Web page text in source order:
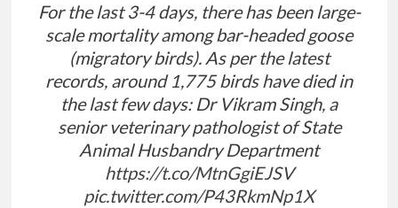
For the last 3-4 days, there has been large-
scale mortality among bar-headed goose
(migratory birds). As per the latest
records, around 1,775 birds have died in
the last few days: Dr Vikram Singh, a
senior veterinary pathologist of State
Animal Husbandry Department
https://t.co/MtnGgiEJSV
pic.twitter.com/P43RkmNp1X